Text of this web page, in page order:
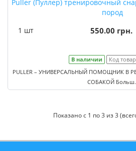
Puller (Пуллер) тренировочный
пород
1 шт
550.00 грн.
В наличии Код
PULLER – УНИВЕРСАЛЬНЫЙ ПОМОЩНИК В
СОБАКОЙ
Показано с 1 по 3 из 3